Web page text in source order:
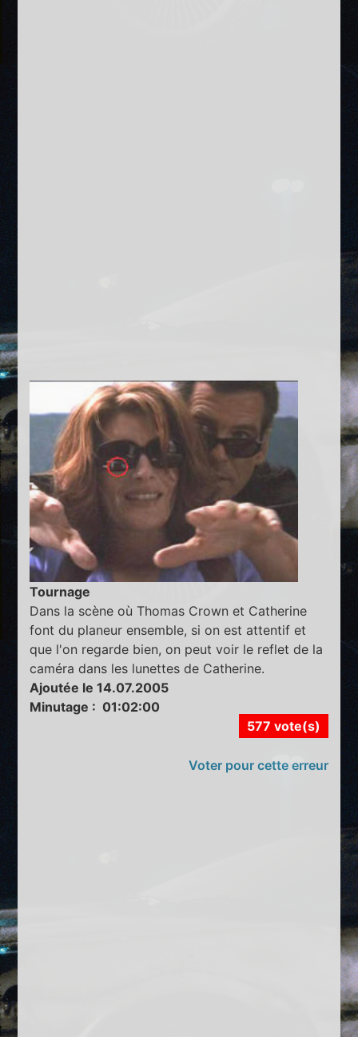
Tournage
Dans la scène où Thomas Crown et Catherine
font du planeur ensemble, si on est attentif et
que l'on regarde bien, on peut voir le reflet de la
caméra dans les lunettes de Catherine.
Ajoutée le 14.07.2005
Minutage : 01:02:00
577 vote(s)
Voter pour cette erreur